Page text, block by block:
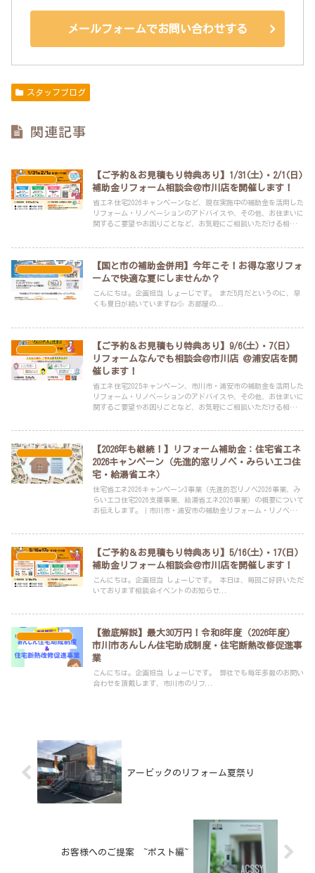
メールフォームでお問い合わせする
スタッフブログ
関連記事
【ご予約＆お見積もり特典あり】1/31(土)・2/1(日)
補助金リフォーム相談会＠市川店を開催します！
省エネ住宅2026キャンペーンなど、現在実施中の補助金を活用した
リフォーム・リノベーションのアドバイスや、その他、お住まいに
関するご要望やお困りごとなど、お気軽にご相談いただける相談会
【国と市の補助金併用】今年こそ！お得な窓リフォ
ームで快適な夏にしませんか？
こんにちは。企画担当 しょーじです。 まだ5月だというのに、早
くも夏日が続いていますね💦 お部屋の...
【ご予約＆お見積もり特典あり】9/6(土)・7(日)
リフォームなんでも相談会＠市川店 ＠浦安店を開
催します！
省エネ住宅2025キャンペーン、市川市・浦安市の補助金を活用した
リフォーム・リノベーションのアドバイスや、その他、お住まいに
関するご要望やお困りごとなど、お気軽にご相談いただける相談会
【2026年も継続！】リフォーム補助金：住宅省エネ
2026キャンペーン（先進的窓リノベ・みらいエコ住
宅・給湯省エネ）
住宅省エネ2026キャンペーン3事業（先進的窓リノベ2026事業、み
らいエコ住宅2026支援事業、給湯省エネ2026事業）の概要について
お伝えします。｜市川市・浦安市の補助金リフォーム・リノベーシ
【ご予約＆お見積もり特典あり】5/16(土)・17(日)
補助金リフォーム相談会＠市川店を開催します！
こんにちは。企画担当 しょーじです。 本日は、毎回ご好評いただ
いております相談会イベントのお知らせ...
【徹底解説】最大30万円！令和8年度（2026年度）
市川市あんしん住宅助成制度・住宅断熱改修促進事
業
こんにちは。企画担当 しょーじです。 弊社でも毎年多数のお問い
合わせを頂戴します、市川市のリフ...
アービックのリフォーム夏祭り
お客様へのご提案 ~ポスト編~